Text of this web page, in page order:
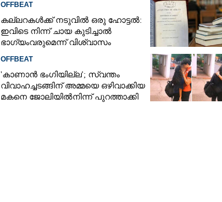
OFFBEAT
കല്ലറകൾക്ക് നടുവിൽ ഒരു ഹോട്ടൽ:
ഇവിടെ നിന്ന് ചായ കുടിച്ചാൽ
ഭാഗ്യംവരുമെന്ന് വിശ്വാസം
OFFBEAT
'കാണാൻ ഭംഗിയില്ല'; സ്വന്തം
വിവാഹച്ചടങ്ങിന് അമ്മയെ ഒഴിവാക്കിയ
മകനെ ജോലിയിൽനിന്ന് പുറത്താക്കി